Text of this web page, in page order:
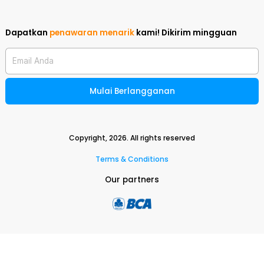
Dapatkan penawaran menarik kami! Dikirim mingguan
Email Anda
Mulai Berlangganan
Copyright,2026. All rights reserved
Terms & Conditions
Our partners